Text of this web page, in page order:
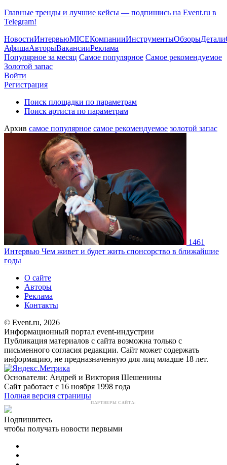
Главные тренды и лучшие кейсы — подпишись на Event.ru в
Telegram!
НовостиИнтервьюMICEКомпанииИнструментыОбзорыДетали
АфишаАвторыВакансииРеклама
Популярное за месяц Самое популярное Самое рекомендуемое
Золотой запас
Войти
Регистрация
Поиск площадки по параметрам
Поиск артиста по параметрам
Архив самое популярное самое рекомендуемое золотой запас
1461
Интервью Чем живет и будет жить спонсорство в ближайшие
годы
О сайте
Авторы
Реклама
Контакты
© Event.ru, 2026
Информационный портал event-индустрии
Публикация материалов с сайта возможна только с
письменного согласия редакции. Сайт может содержать
информацию, не предназначенную для лиц младше 18 лет.
Основатели: Андрей и Виктория Шешенины
Сайт работает с 16 ноября 1998 года
Полная версия страницы
ПАРТНЕРЫ САЙТА:
Подпишитесь
чтобы получать новости первыми